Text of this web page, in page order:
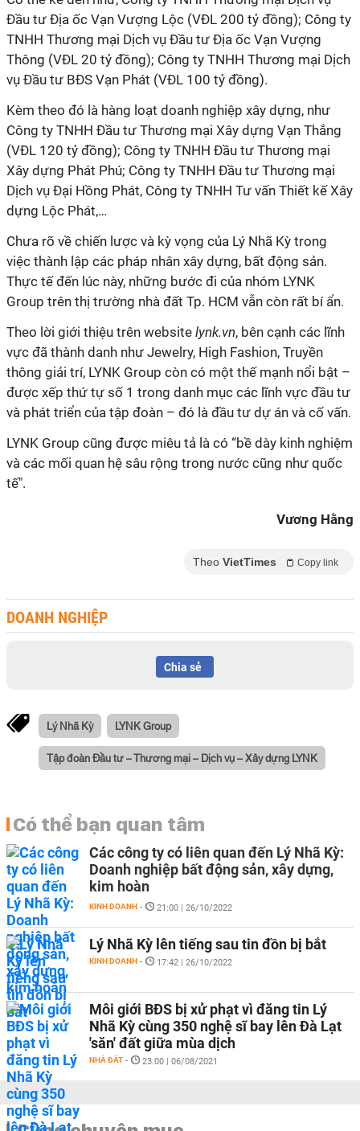
Đầu tư Địa ốc Vạn Vượng Lộc (VĐL 200 tỷ đồng); Công ty
TNHH Thương mại Dịch vụ Đầu tư Địa ốc Vạn Vượng
Thông (VĐL 20 tỷ đồng); Công ty TNHH Thương mại Dịch
vụ Đầu tư BĐS Vạn Phát (VĐL 100 tỷ đồng).
Kèm theo đó là hàng loạt doanh nghiệp xây dựng, như
Công ty TNHH Đầu tư Thương mại Xây dựng Vạn Thắng
(VĐL 120 tỷ đồng); Công ty TNHH Đầu tư Thương mại
Xây dựng Phát Phú; Công ty TNHH Đầu tư Thương mại
Dịch vụ Đại Hồng Phát, Công ty TNHH Tư vấn Thiết kế Xây
dựng Lộc Phát,…
Chưa rõ về chiến lược và kỳ vọng của Lý Nhã Kỳ trong
việc thành lập các pháp nhân xây dựng, bất động sản.
Thực tế đến lúc này, những bước đi của nhóm LYNK
Group trên thị trường nhà đất Tp. HCM vẫn còn rất bí ẩn.
Theo lời giới thiệu trên website lynk.vn, bên cạnh các lĩnh
vực đã thành danh như Jewelry, High Fashion, Truyền
thông giải trí, LYNK Group còn có một thế mạnh nổi bật –
được xếp thứ tự số 1 trong danh mục các lĩnh vực đầu tư
và phát triển của tập đoàn – đó là đầu tư dự án và cố vấn.
LYNK Group cũng được miêu tả là có “bề dày kinh nghiệm
và các mối quan hệ sâu rộng trong nước cũng như quốc
tế".
Vương Hằng
Theo VietTimes Copy link
DOANH NGHIỆP
Chia sẻ
Lý Nhã Kỳ LYNK Group
Tập đoàn Đầu tư – Thương mại – Dịch vụ – Xây dựng LYNK
Có thể bạn quan tâm
Các công ty có liên quan đến Lý Nhã Kỳ:
Doanh nghiệp bất động sản, xây dựng,
kim hoàn
KINH DOANH - 21:00 | 26/10/2022
Lý Nhã Kỳ lên tiếng sau tin đồn bị bắt
KINH DOANH - 17:42 | 26/10/2022
Môi giới BĐS bị xử phạt vì đăng tin Lý
Nhã Kỳ cùng 350 nghệ sĩ bay lên Đà Lạt
'săn' đất giữa mùa dịch
NHÀ ĐẤT - 23:00 | 06/08/2021